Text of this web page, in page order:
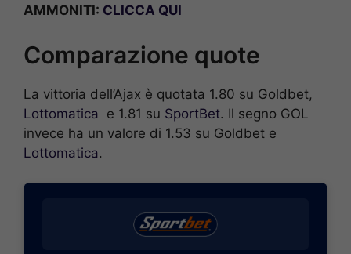
AMMONITI: CLICCA QUI
Comparazione quote
La vittoria dell’Ajax è quotata 1.80 su Goldbet,
Lottomatica e 1.81 su SportBet. Il segno GOL
invece ha un valore di 1.53 su Goldbet e
Lottomatica.